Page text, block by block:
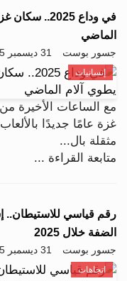
في وداع
الماضي
جسور بوست 31 ديسمبر 2025 - 22:09
إنسانيات
غزة عامًا جديدًا
مثقلة بال...
متابعة القراءة ...
الضفة خلال 2025
جسور بوست 31 ديسمبر 2025 - 21:03
اتجاهات